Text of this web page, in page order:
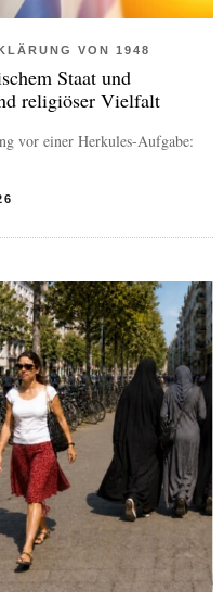
VON 1948
Staat und
religiöser Vielfalt
vor einer Herkules-Aufgabe: